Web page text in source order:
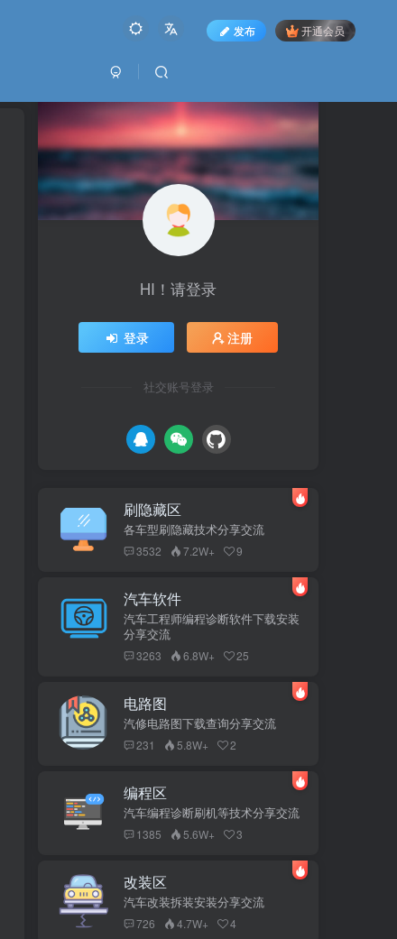
发布 开通会员
HI！请登录
登录 注册
社交账号登录
刷隐藏区
各车型刷隐藏技术分享交流
3532 7.2W+ 9
汽车软件
汽车工程师编程诊断软件下载安装
分享交流
3263 6.8W+ 25
电路图
汽修电路图下载查询分享交流
231 5.8W+ 2
编程区
汽车编程诊断刷机等技术分享交流
1385 5.6W+ 3
改装区
汽车改装拆装安装分享交流
726 4.7W+ 4